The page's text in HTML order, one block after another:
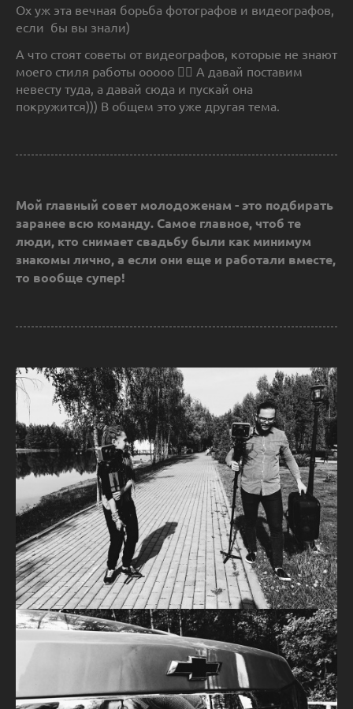
Ох уж эта вечная борьба фотографов и видеографов,
если бы вы знали)
А что стоят советы от видеографов, которые не знают
моего стиля работы ооооо 🤦‍♂️ А давай поставим
невесту туда, а давай сюда и пускай она
покружится))) В общем это уже другая тема.
Мой главный совет молодоженам - это подбирать
заранее всю команду. Самое главное, чтоб те
люди, кто снимает свадьбу были как минимум
знакомы лично, а если они еще и работали вместе,
то вообще супер!